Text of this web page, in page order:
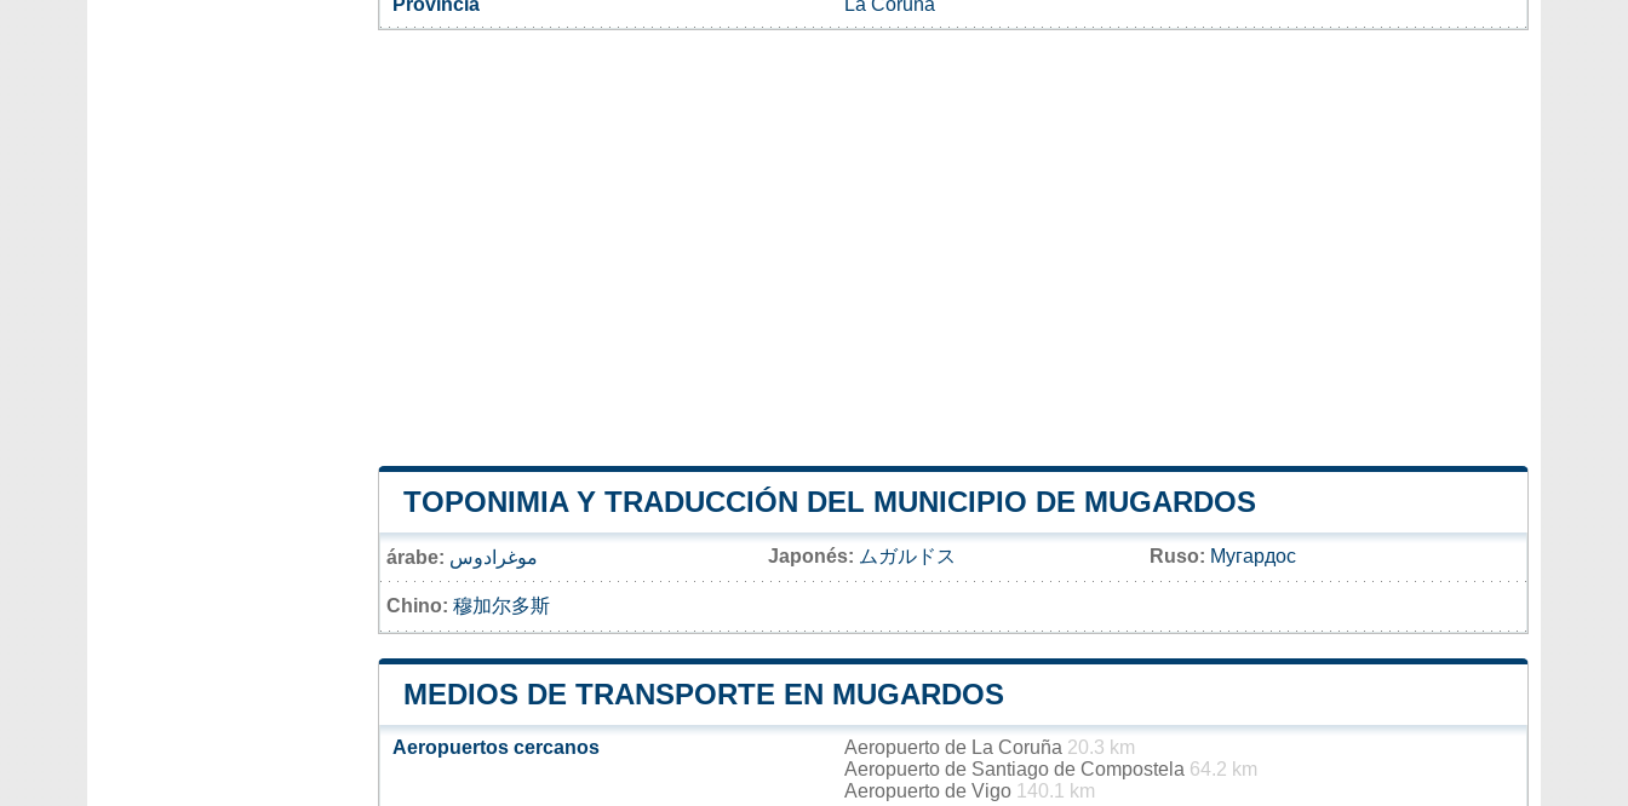
TOPONIMIA Y TRADUCCIÓN DEL MUNICIPIO DE MUGARDOS
árabe: موغرادوس Japonés: ムガルドス Ruso: Мугардос
Chino: 穆加尔多斯
MEDIOS DE TRANSPORTE EN MUGARDOS
Aeropuertos cercanos Aeropuerto de La Coruña 20.3 km
Aeropuerto de Santiago de Compostela 64.2 km
Aeropuerto de Vigo 140.1 km